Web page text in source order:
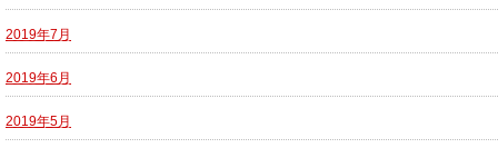
2019年7月
2019年6月
2019年5月